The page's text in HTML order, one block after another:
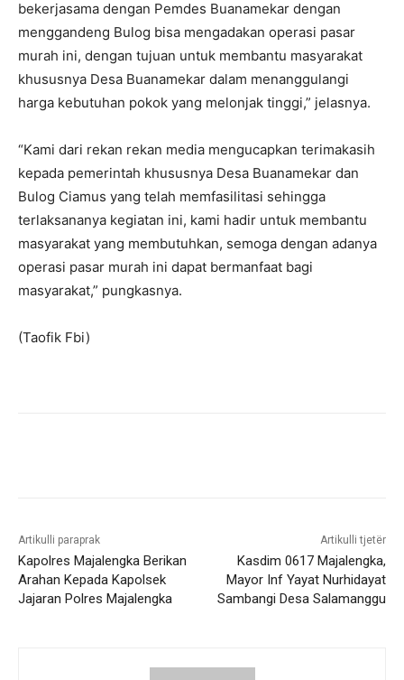
bekerjasama dengan Pemdes Buanamekar dengan
menggandeng Bulog bisa mengadakan operasi pasar
murah ini, dengan tujuan untuk membantu masyarakat
khususnya Desa Buanamekar dalam menanggulangi
harga kebutuhan pokok yang melonjak tinggi,” jelasnya.
“Kami dari rekan rekan media mengucapkan terimakasih
kepada pemerintah khususnya Desa Buanamekar dan
Bulog Ciamus yang telah memfasilitasi sehingga
terlaksananya kegiatan ini, kami hadir untuk membantu
masyarakat yang membutuhkan, semoga dengan adanya
operasi pasar murah ini dapat bermanfaat bagi
masyarakat,” pungkasnya.
(Taofik Fbi)
Artikulli paraprak
Kapolres Majalengka Berikan
Arahan Kepada Kapolsek
Jajaran Polres Majalengka
Artikulli tjetër
Kasdim 0617 Majalengka,
Mayor Inf Yayat Nurhidayat
Sambangi Desa Salamanggu